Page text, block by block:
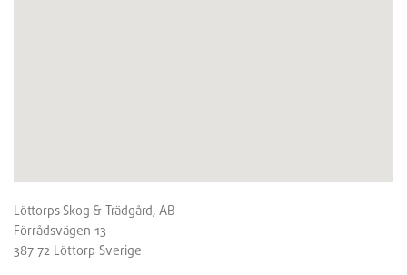
Löttorps Skog & Trädgård, AB
Förrådsvägen 13
387 72 Löttorp Sverige